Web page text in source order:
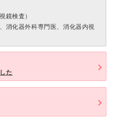
鏡検査）
消化器外科専門医、消化器内視
た